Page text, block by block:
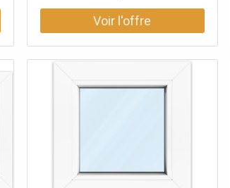
selon NF EN 673 assure une
excellente isolation thermique tout
en intégrant harmonieusement le
pour répondre précisément à vos